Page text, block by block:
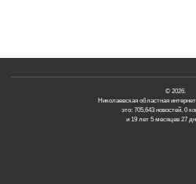
© 2026.
Николаевская областная
это: 705,643 новостей, 0
и 19 лет 5 месяцев 27